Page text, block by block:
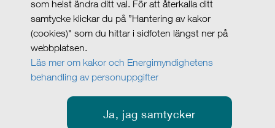
som helst ändra ditt val. För att återkalla ditt
samtycke klickar du på ”Hantering av kakor
(cookies)" som du hittar i sidfoten längst ner på
webbplatsen.
Läs mer om kakor och Energimyndighetens
behandling av personuppgifter
Ja, jag samtycker